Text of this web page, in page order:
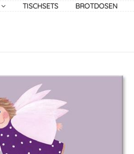
TISCHSETS BROTDOSEN